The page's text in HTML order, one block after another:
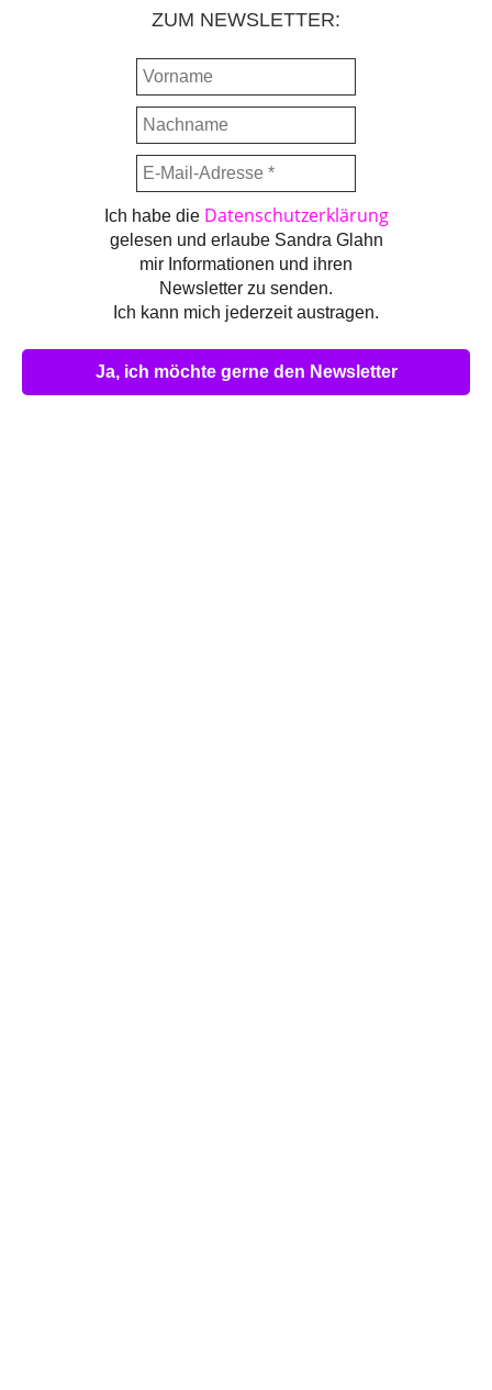
Angepasst hast du dich lange genug.
wirklich bist.
Nicht mehr funktionieren – sondern echtes Sein.
Du musst nichts hinzufügen.
Nur alles ablegen, was niemals deines war.
Wertschätze dich – und alles verändert sich
WARTE NICHT WEITER,
ZUM NEWSLETTER:
Ich habe die Datenschutzerklärung
gelesen und erlaube Sandra Glahn
mir Informationen und ihren
Newsletter zu senden.
Ich kann mich jederzeit austragen.